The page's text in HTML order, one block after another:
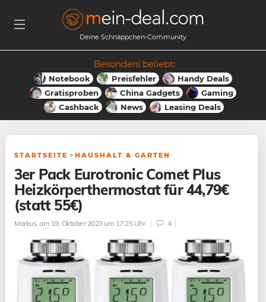
Deine Schnäppchen-Community
Besonders beliebt:
Notebook Preisfehler
Handy Deals
Gratisproben
China Gadgets
Gaming
Cashback
News Leasing Deals
STARTSEITE > HAUSHALT & GARTEN
3er Pack Eurotronic Comet Plus
Heizkörperthermostat für 44,79€
(statt 55€)
Markus, am 19. Oktober 2023 um 17:25 Uhr 4